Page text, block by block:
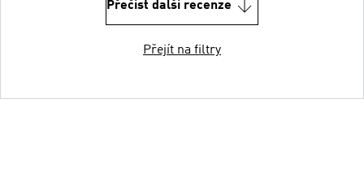
Přečíst další recenze
Přejít na filtry